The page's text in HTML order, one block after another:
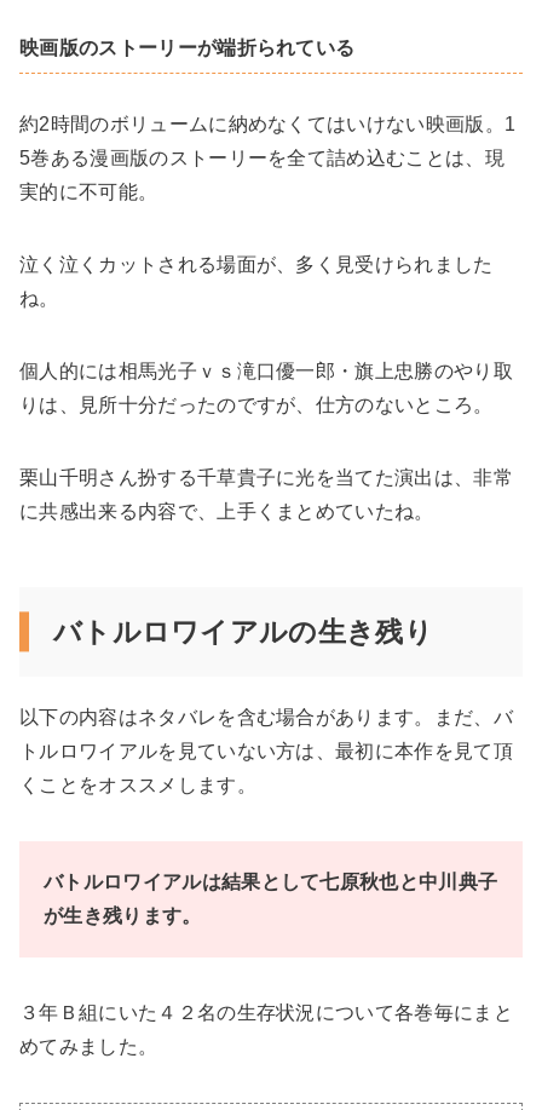
映画版のストーリーが端折られている
約2時間のボリュームに納めなくてはいけない映画版。1
5巻ある漫画版のストーリーを全て詰め込むことは、現
実的に不可能。
泣く泣くカットされる場面が、多く見受けられました
ね。
個人的には相馬光子ｖｓ滝口優一郎・旗上忠勝のやり取
りは、見所十分だったのですが、仕方のないところ。
栗山千明さん扮する千草貴子に光を当てた演出は、非常
に共感出来る内容で、上手くまとめていたね。
バトルロワイアルの生き残り
以下の内容はネタバレを含む場合があります。まだ、バ
トルロワイアルを見ていない方は、最初に本作を見て頂
くことをオススメします。
バトルロワイアルは結果として七原秋也と中川典子
が生き残ります。
３年Ｂ組にいた４２名の生存状況について各巻毎にまと
めてみました。